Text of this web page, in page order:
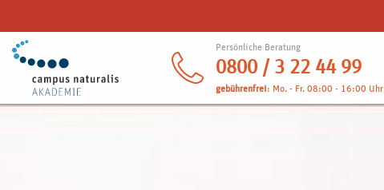
Persönliche Beratung
0800 / 3 22 44 99
gebührenfrei: Mo. - Fr. 08:00 - 16:00 Uhr